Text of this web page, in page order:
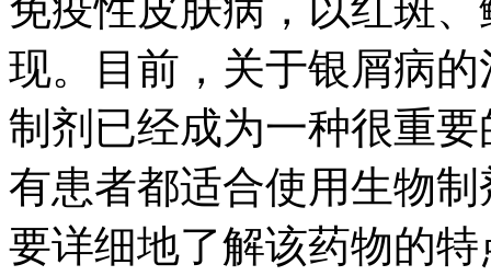
现。目前，关于银屑病
制剂已经成为一种很重
有患者都适合使用生物
要详细地了解该药物的